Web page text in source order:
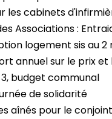
les cabinets
Associations :
logement sis au 2
annuel sur le prix et
budget communal
de solidarité
aînés pour le